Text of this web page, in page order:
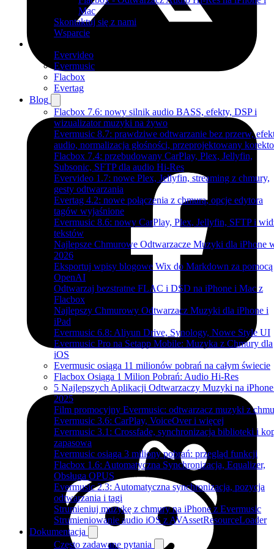
Mac
Skontaktuj się z nami
Wsparcie
Evervideo
Evermusic
Flacbox
Evertag
Blog
Flacbox 7.6: nowy silnik audio BASS, efekty, DSP i
wizualizator muzyki na żywo
Evermusic 8.7: prawdziwe odtwarzanie bez przerw,
audio, normalizacja głośności, przeprojektowany
Flacbox 7.4: przebudowany CarPlay, Plex, Jellyfin,
Subsonic, SFTP dla audio Hi-Res
Evervideo 1.7: nowe Plex, Jellyfin, streaming z chmury,
gesty odtwarzania
Evertag 4.2: nowe połączenia z chmurą, opcje edytora
tagów wyjaśnione
Evermusic 8.6: nowy CarPlay, Plex, Jellyfin, SFTP i
tekstów
Najlepsze Chmurowe Odtwarzacze Muzyki dla iPhone
2026
Eksportuj wpisy blogowe Wix do Markdown za pomocą
OpenAI
Odtwarzaj bezstratne FLAC i DSD na iPhone i Mac z
Flacbox
Najlepszy Chmurowy Odtwarzacz Muzyki dla iPhone i
iPad
Evermusic 6.8: Aliyun Drive, Synology, Nowe Style UI
Evermusic Pro na Setapp Mobile: Muzyka z Chmury dla
iOS
Evermusic osiąga 11 milionów pobrań na całym świecie
Flacbox Osiąga 1 Milion Pobrań: Audio Hi-Res
5 Najlepszych Aplikacji Odtwarzaczy Muzyki na
2025
Film promocyjny Evermusic: odtwarzacz muzyki z
Evermusic 3.6: CarPlay, VoiceOver i więcej
Evermusic 3.1: Crossfade, synchronizacja biblioteki i
zapasowa
Evermusic osiąga 3 miliony pobrań: przegląd funkcji
Flacbox 1.6: Automatyczna Synchronizacja, Equalizer,
Obsługa OPUS
Evermusic 2.3: Automatyczna synchronizacja, pozycja
odtwarzania i tagi
Strumieniuj muzykę z chmury na iPhone z Evermusic
Strumieniowanie audio iOS z AVAssetResourceLoader
Dokumentacja
Często zadawane pytania